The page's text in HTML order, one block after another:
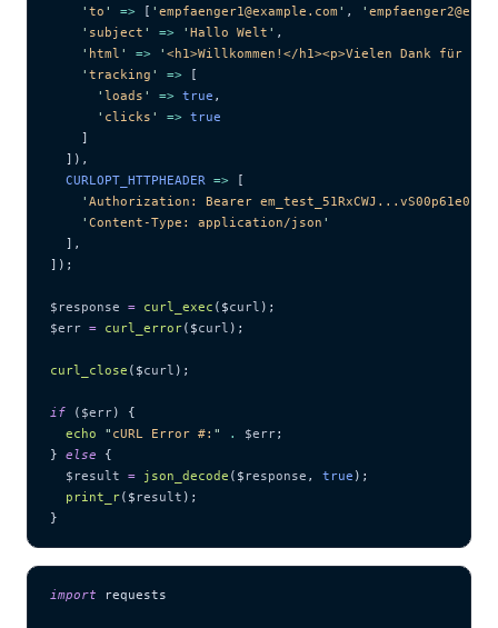
    '
to ' => [ ' empfaenger1@example.com ' , '
    '
subject ' => ' Hallo Welt ' ,
    '
html ' => ' <h1>Willkommen!</h1><p>Vielen Dank für
    '
tracking ' => [
      '
loads ' => true ,
      '
clicks ' => true
    ]
  ]),
  CURLOPT_HTTPHEADER
=> [
    '
Authorization: Bearer em_test_51RxCWJ...vS00p61e0qRE
    '
Content-Type: application/json '
  ],
]);
$response = curl_exec ($curl );
$err = curl_error($curl );
curl_close ($curl );
if ( $err) {
  echo
" cURL Error #: " . $err;
} else {
  $result
= json_decode ($ response , true );
  print_r
($ result );
}
import requests